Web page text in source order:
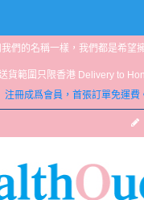
我們的名稱一樣，我們都是希望
貨範圍只限香港 Delivery to
注冊成爲會員，首張訂單免運費